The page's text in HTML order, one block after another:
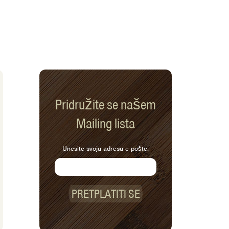
Pridružite se našem
Mailing lista
Unesite svoju adresu e-pošte:
PRETPLATITI SE